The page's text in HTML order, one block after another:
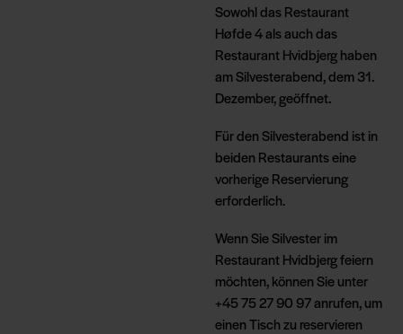
Sowohl das Restaurant
Høfde 4 als auch das
Restaurant Hvidbjerg haben
am Silvesterabend, dem 31.
Dezember, geöffnet.
Für den Silvesterabend ist in
beiden Restaurants eine
vorherige Reservierung
erforderlich.
Wenn Sie Silvester im
Restaurant Hvidbjerg feiern
möchten, können Sie unter
+45 75 27 90 97 anrufen, um
einen Tisch zu reservieren